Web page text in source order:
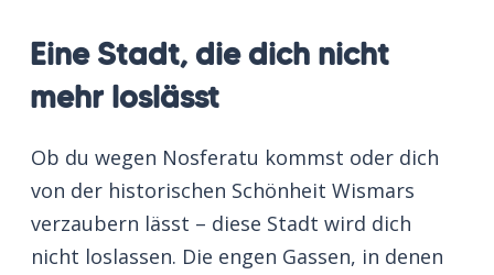
Eine Stadt, die dich nicht
mehr loslässt
Ob du wegen Nosferatu kommst oder dich
von der historischen Schönheit Wismars
verzaubern lässt – diese Stadt wird dich
nicht loslassen. Die engen Gassen, in denen